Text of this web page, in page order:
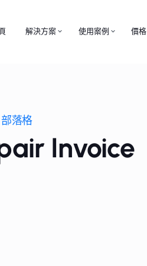
解決方案 使用案例 價格
落格
Invoice